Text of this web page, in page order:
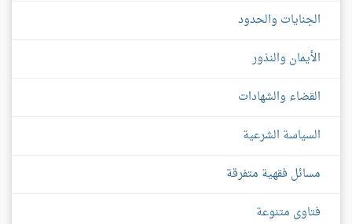
الجنايات والحدود
الأيمان والنذور
القضاء والشهادات
السياسة الشرعية
مسائل فقهية متفرقة
فتاوى متنوعة